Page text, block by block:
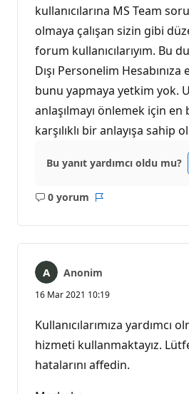
kullanıcılarına MS Team
olmaya çalışan sizin gibi
forum kullanıcılarıyım. Bu
Dışı Personelim
bunu yapmaya yetkim yok.
anlaşılmayı önlemek için en
karşılıklı bir anlayışa sahip
Bu yanıt yardımcı oldu mu?
0 yorum
Açıklama
Anonim
16 Mar 2021 10:19
Kullanıcılarımıza yardımcı
hizmeti kullanmaktayız.
hatalarını affedin.